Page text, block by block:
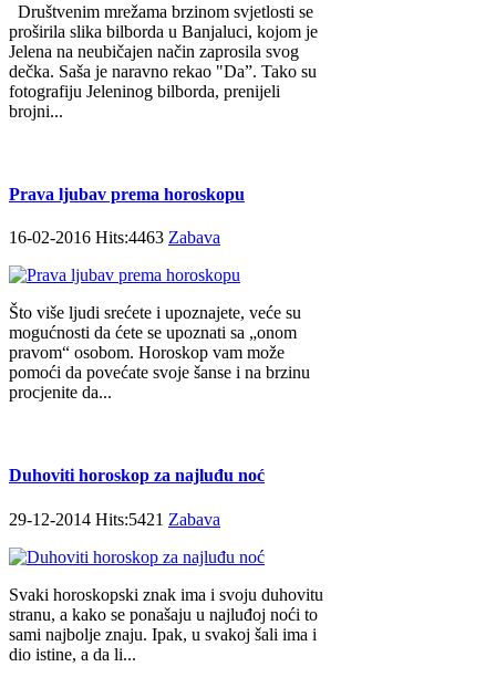
Društvenim mrežama brzinom svjetlosti se
proširila slika bilborda u Banjaluci, kojom je
Jelena na neubičajen način zaprosila svog
dečka. Saša je naravno rekao "Da”. Tako su
fotografiju Jeleninog bilborda, prenijeli
brojni...
Prava ljubav prema horoskopu
16-02-2016 Hits:4463 Zabava
Što više ljudi srećete i upoznajete, veće su
mogućnosti da ćete se upoznati sa „onom
pravom“ osobom. Horoskop vam može
pomoći da povećate svoje šanse i na brzinu
procjenite da...
Duhoviti horoskop za najluđu noć
29-12-2014 Hits:5421 Zabava
Svaki horoskopski znak ima i svoju duhovitu
stranu, a kako se ponašaju u najluđoj noći to
sami najbolje znaju. Ipak, u svakoj šali ima i
dio istine, a da li...